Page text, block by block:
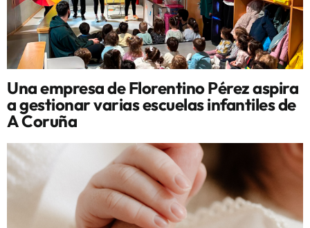
Una empresa de Florentino Pérez aspira
a gestionar varias escuelas infantiles de
A Coruña